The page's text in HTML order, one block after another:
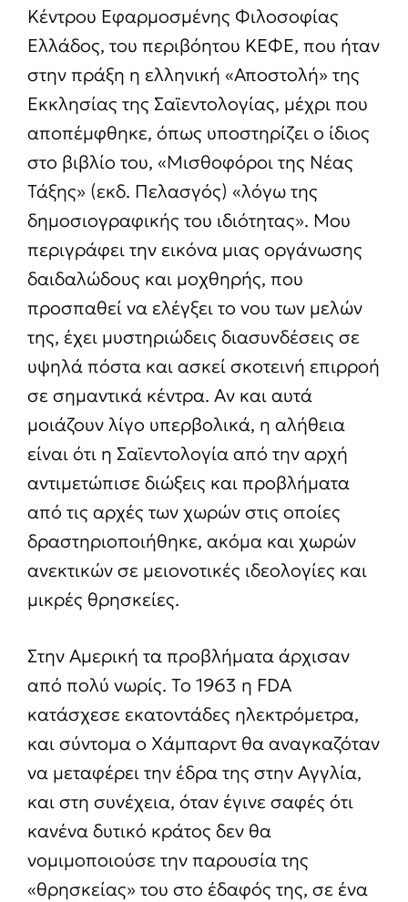
Κέντρου Εφαρμοσμένης Φιλοσοφίας
Ελλάδος, του περιβόητου ΚΕΦΕ, που ήταν
στην πράξη η ελληνική «Αποστολή» της
Εκκλησίας της Σαϊεντολογίας, μέχρι που
αποπέμφθηκε, όπως υποστηρίζει ο ίδιος
στο βιβλίο του, «Μισθοφόροι της Νέας
Τάξης» (εκδ. Πελασγός) «λόγω της
δημοσιογραφικής του ιδιότητας». Μου
περιγράφει την εικόνα μιας οργάνωσης
δαιδαλώδους και μοχθηρής, που
προσπαθεί να ελέγξει το νου των μελών
της, έχει μυστηριώδεις διασυνδέσεις σε
υψηλά πόστα και ασκεί σκοτεινή επιρροή
σε σημαντικά κέντρα. Αν και αυτά
μοιάζουν λίγο υπερβολικά, η αλήθεια
είναι ότι η Σαϊεντολογία από την αρχή
αντιμετώπισε διώξεις και προβλήματα
από τις αρχές των χωρών στις οποίες
δραστηριοποιήθηκε, ακόμα και χωρών
ανεκτικών σε μειονοτικές ιδεολογίες και
μικρές θρησκείες.
Στην Αμερική τα προβλήματα άρχισαν
από πολύ νωρίς. Το 1963 η FDA
κατάσχεσε εκατοντάδες ηλεκτρόμετρα,
και σύντομα ο Χάμπαρντ θα αναγκαζόταν
να μεταφέρει την έδρα της στην Αγγλία,
και στη συνέχεια, όταν έγινε σαφές ότι
κανένα δυτικό κράτος δεν θα
νομιμοποιούσε την παρουσία της
«θρησκείας» του στο έδαφός της, σε ένα